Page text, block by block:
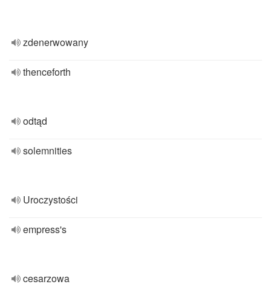
zdenerwowany
thenceforth
odtąd
solemnities
Uroczystości
empress's
cesarzowa